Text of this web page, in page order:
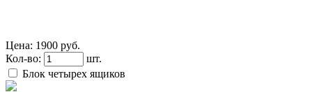
Цена: 1900 руб.
Кол-во:
шт.
Блок четырех ящиков